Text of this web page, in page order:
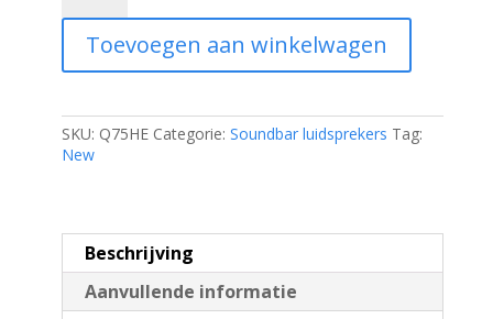
5.1.2
Soundbar
|
Atmos
&
DTS:X
Draadloze
Subwoofer
|
Titanium
Toevoegen aan winkelwagen
SKU: Q75HE Categorie: Soundbar luidsprekers Tag:
New
Beschrijving
Aanvullende informatie